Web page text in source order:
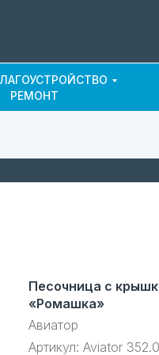
РЕМОНТ
Песочница с
«Ромашка»
Авиатор
Артикул: Aviator